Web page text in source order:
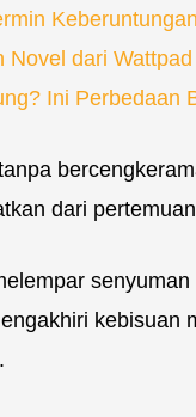
Novel dari
Ini Perbedaan
dari
kebisuan